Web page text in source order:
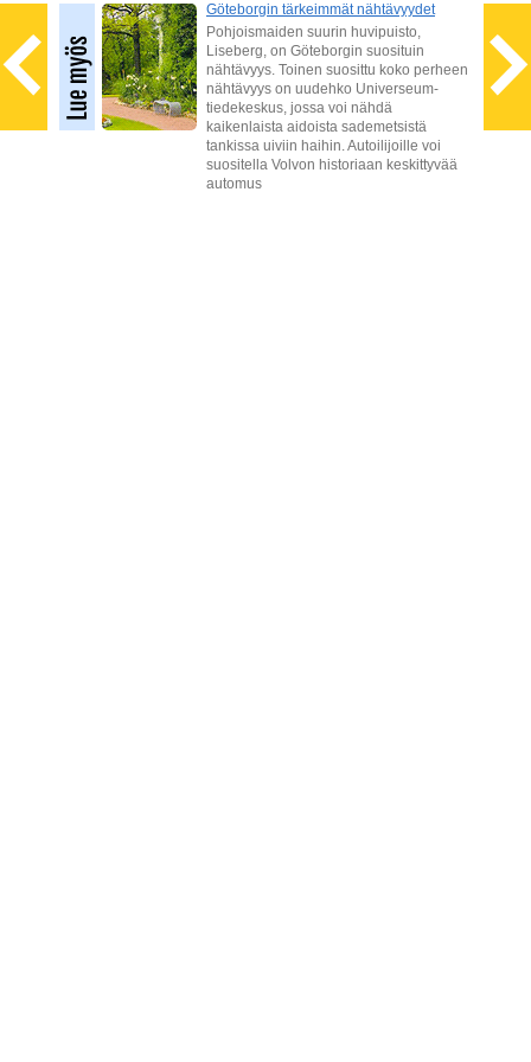
Göteborgin tärkeimmät nähtävyydet
Pohjoismaiden suurin huvipuisto,
Liseberg, on Göteborgin suosituin
nähtävyys. Toinen suosittu koko perheen
nähtävyys on uudehko Universeum-
tiedekeskus, jossa voi nähdä
kaikenlaista aidoista sademetsistä
tankissa uiviin haihin. Autoilijoille voi
suositella Volvon historiaan keskittyvää
automus